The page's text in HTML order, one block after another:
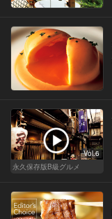
Vol.6
永久保存版B級グルメ